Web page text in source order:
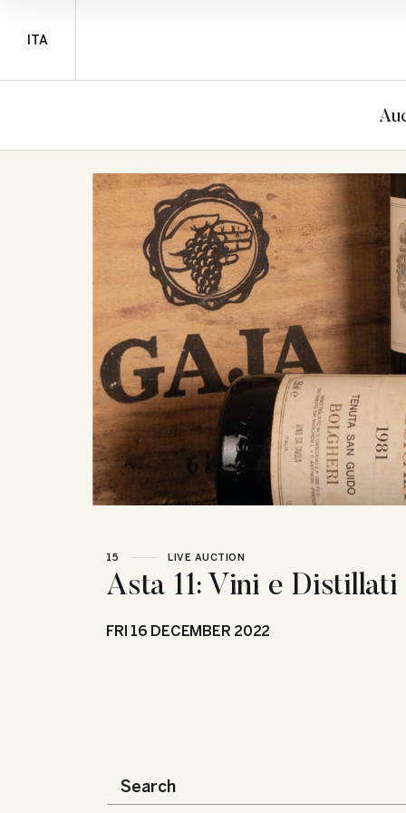
ITA
15 LIVE AUCTION
Asta 11: Vini e Distillati
FRI 16 DECEMBER 2022